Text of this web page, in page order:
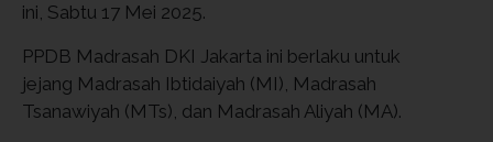
ini, Sabtu 17 Mei 2025.
PPDB Madrasah DKI Jakarta ini berlaku untuk
jejang Madrasah Ibtidaiyah (MI), Madrasah
Tsanawiyah (MTs), dan Madrasah Aliyah (MA).